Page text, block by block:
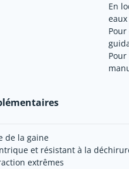
En
de la gaine
et résistant à la
extrêmes